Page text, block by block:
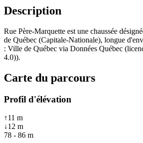
Description
Rue Père-Marquette est une chaussée
de Québec (Capitale-Nationale), longue
: Ville de Québec via Données Québec
4.0)).
Carte du parcours
Profil d'élévation
↑11 m
↓12 m
78 - 86 m